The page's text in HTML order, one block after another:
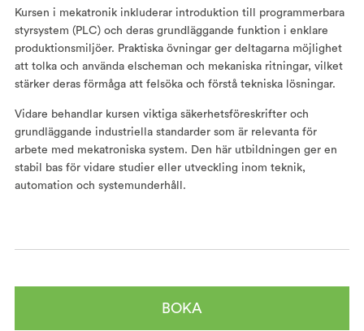
Kursen i mekatronik inkluderar introduktion till programmerbara
styrsystem (PLC) och deras grundläggande funktion i enklare
produktionsmiljöer. Praktiska övningar ger deltagarna möjlighet
att tolka och använda elscheman och mekaniska ritningar, vilket
stärker deras förmåga att felsöka och förstå tekniska lösningar.
Vidare behandlar kursen viktiga säkerhetsföreskrifter och
grundläggande industriella standarder som är relevanta för
arbete med mekatroniska system. Den här utbildningen ger en
stabil bas för vidare studier eller utveckling inom teknik,
automation och systemunderhåll.
BOKA